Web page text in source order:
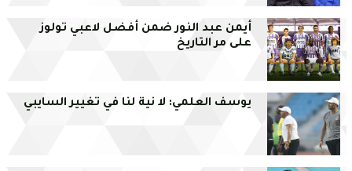
أيمن عبد النور ضمن أفضل لاعبي تولوز
على مر التاريخ
يوسف العلمي: لا نية لنا في تغيير السايبي